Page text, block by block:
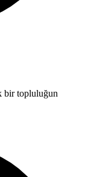
bir topluluğun